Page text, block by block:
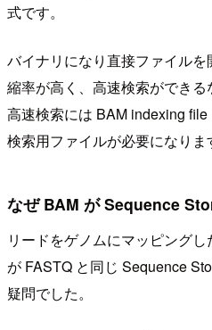
式です。
バイナリになり直接ファイル
縮率が高く、高速検索ができる
高速検索には BAM indexing
検索用ファイルが必要になりま
なぜ BAM が Sequence
リードをゲノムにマッピング
が FASTQ と同じ Sequence
疑問でした。